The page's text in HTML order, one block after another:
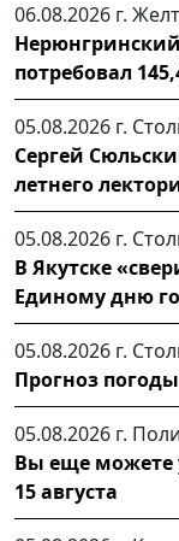
06.08.2026 г.
потребовал
05.08.2026 г.
Сергей
летнего
05.08.2026 г.
В Якутске
Единому дню
05.08.2026 г.
Прогноз погоды
05.08.2026 г.
Вы еще можете
15 августа